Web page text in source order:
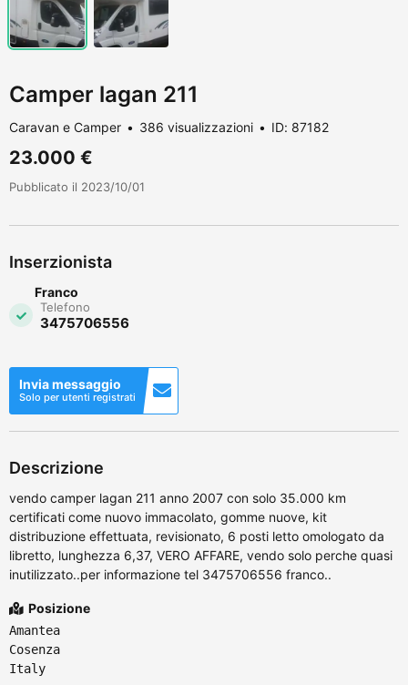
Camper lagan 211
Caravan e Camper 386 visualizzazioni ID: 87182
23.000 €
Pubblicato il 2023/10/01
Inserzionista
Franco
Telefono
3475706556
Invia messaggio
Solo per utenti registrati
Descrizione
vendo camper lagan 211 anno 2007 con solo 35.000 km
certificati come nuovo immacolato, gomme nuove, kit
distribuzione effettuata, revisionato, 6 posti letto omologato da
libretto, lunghezza 6,37, VERO AFFARE, vendo solo perche quasi
inutilizzato..per informazione tel 3475706556 franco..
Posizione
Amantea
Cosenza
Italy